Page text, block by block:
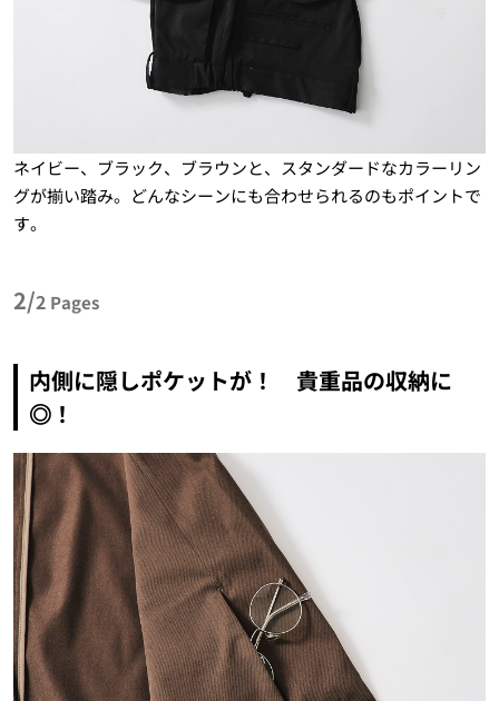
ネイビー、ブラック、ブラウンと、スタンダードなカラーリン
グが揃い踏み。どんなシーンにも合わせられるのもポイントで
す。
2/2 Pages
内側に隠しポケットが！ 貴重品の収納に
◎！